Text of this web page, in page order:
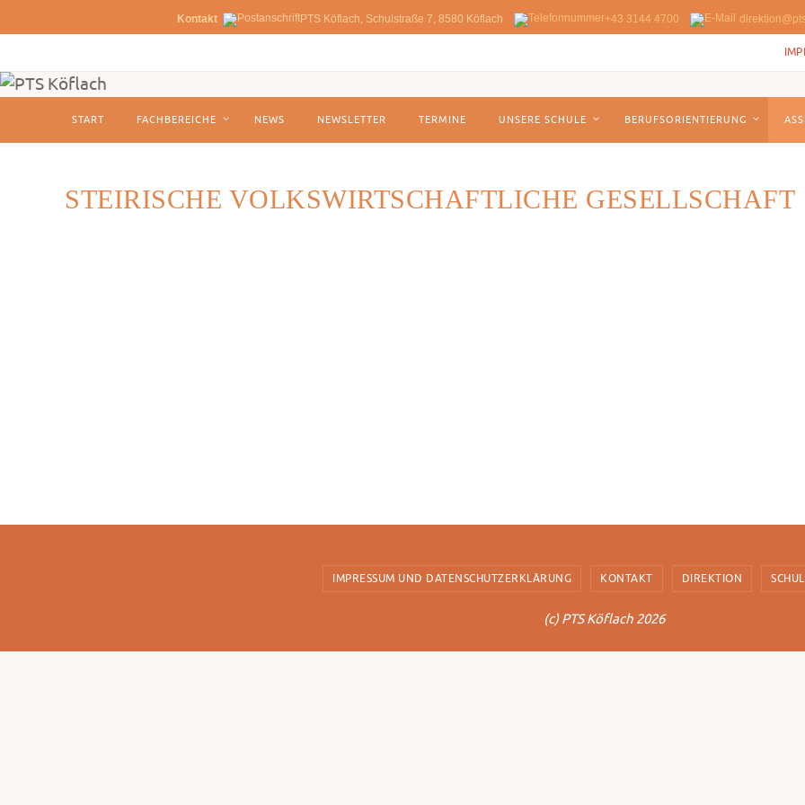
Kontakt PTS Köflach, Schulstraße 7, 8580 Köflach +43 3144 4700
Inhalt
springen
springen
START FACHBEREICHE NEWS NEWSLETTER TERMINE UNSERE SCHULE BERUFSORIENTIERUNG
STEIRISCHE VOLKSWIRTSCHAFTLICHE GESELLSCHAFT
IMPRESSUM UND DATENSCHUTZERKLÄRUNG KONTAKT DIREKTION
(c) PTS Köflach 2026